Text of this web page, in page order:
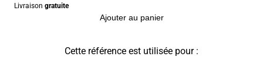
Livraison gratuite
Ajouter au panier
Cette référence est utilisée pour :